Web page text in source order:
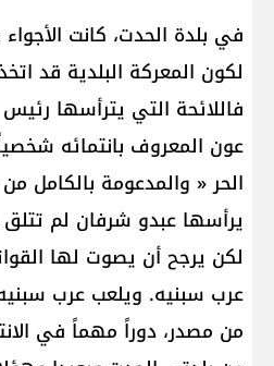
في بلدة الحدت، كانت
لكون المعركة البلدية قد
فاللائحة التي يترأسها
عون المعروف بانتمائه
الحر « والمدعومة بالكامل من
يرأسها عبدو شرفان لم تتلق
لكن يرجح أن يصوت لها
عرب سبنيه. ويلعب عرب
من مصدر، دوراً مهماً في